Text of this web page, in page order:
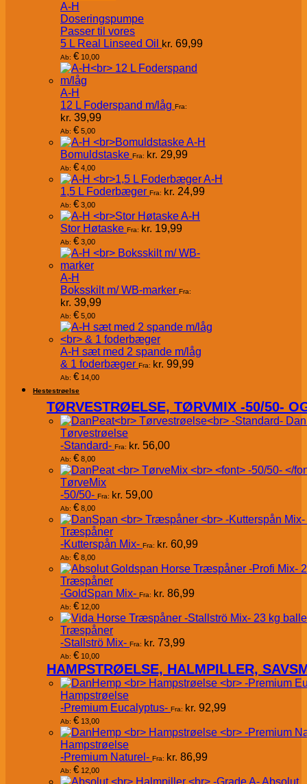
A-H
Doseringspumpe
Passer til vores
5 L Real Linseed Oil kr. 69,99
Ab: € 10,00
A-H
12 L Foderspand m/låg Fra:
kr. 39,99
Ab: € 5,00
A-H
Bomuldstaske Fra: kr. 29,99
Ab: € 4,00
A-H
1,5 L Foderbæger Fra: kr. 24,99
Ab: € 3,00
A-H
Stor Høtaske Fra: kr. 19,99
Ab: € 3,00
A-H
Boksskilt m/ WB-marker Fra:
kr. 39,99
Ab: € 5,00
A-H sæt med 2 spande m/låg
& 1 foderbæger Fra: kr. 99,99
Ab: € 14,00
Hestestrøelse
TØRVESTRØELSE, TØRVMIX -50/50-
Tørvestrøelse
-Standard- Fra: kr. 56,00
Ab: € 8,00
TørveMix
-50/50- Fra: kr. 59,00
Ab: € 8,00
Træspåner
-Kutterspån Mix- Fra: kr. 60,99
Ab: € 8,00
Træspåner
-GoldSpan Mix- Fra: kr. 86,99
Ab: € 12,00
Træspåner
-Stallströ Mix- Fra: kr. 73,99
Ab: € 10,00
HAMPSTRØELSE, HALMPILLER,
Hampstrøelse
-Premium Eucalyptus- Fra: kr. 92,99
Ab: € 13,00
Hampstrøelse
-Premium Naturel- Fra: kr. 86,99
Ab: € 12,00